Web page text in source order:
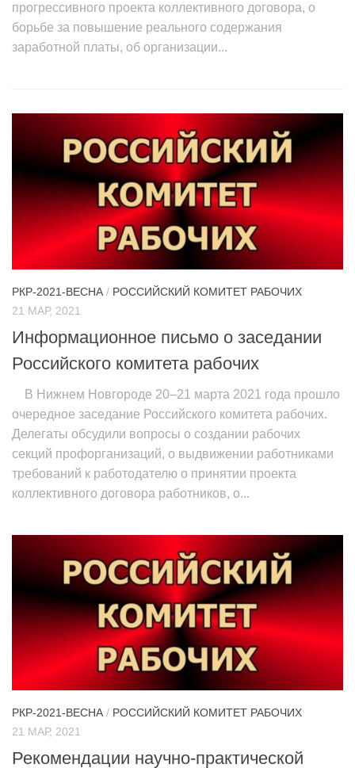
прогрессивного проекта коллективного договора, о
борьбе за повышение реального содержания
заработной платы, об организации...
РКР-2021-ВЕСНА/ РОССИЙСКИЙ КОМИТЕТ РАБОЧИХ
21 МАР, 2021
Информационное письмо о заседании
Российского комитета рабочих
В Нижнем Новгороде 20–21 марта 2021 года прошло
очередное заседание Российского комитета рабочих.
Делегаты обсудили вопросы о создании рабочих
секций профорганизаций, о выдвижении работниками
требований к работодателю о принятии проекта
коллективного договора работников, о...
РКР-2021-ВЕСНА/ РОССИЙСКИЙ КОМИТЕТ РАБОЧИХ
21 МАР, 2021
Рекомендации научно-практической